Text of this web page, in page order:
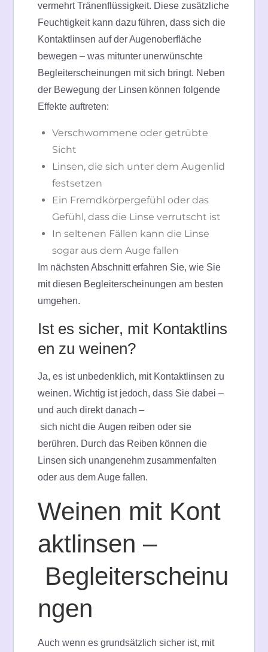
vermehrt Tränenflüssigkeit. Diese zusätzliche
Feuchtigkeit kann dazu führen, dass sich die
Kontaktlinsen auf der Augenoberfläche
bewegen – was mitunter unerwünschte
Begleiterscheinungen mit sich bringt. Neben
der Bewegung der Linsen können folgende
Effekte auftreten:
Verschwommene oder getrübte
Sicht
Linsen, die sich unter dem Augenlid
festsetzen
Ein Fremdkörpergefühl oder das
Gefühl, dass die Linse verrutscht ist
In seltenen Fällen kann die Linse
sogar aus dem Auge fallen
Im nächsten Abschnitt erfahren Sie, wie Sie
mit diesen Begleiterscheinungen am besten
umgehen.
Ist es sicher, mit Kontaktlins
en zu weinen?
Ja, es ist unbedenklich, mit Kontaktlinsen zu
weinen. Wichtig ist jedoch, dass Sie dabei –
und auch direkt danach –
sich nicht die Augen reiben oder sie
berühren. Durch das Reiben können die
Linsen sich unangenehm zusammenfalten
oder aus dem Auge fallen.
Weinen mit Kont
aktlinsen –
Begleiterscheinu
ngen
Auch wenn es grundsätzlich sicher ist, mit